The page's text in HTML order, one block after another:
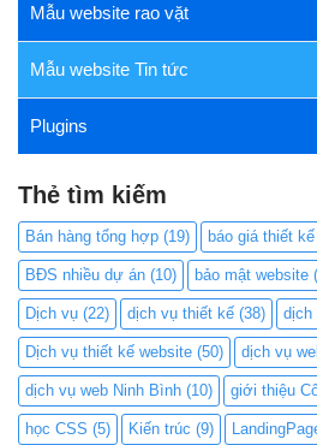
Mẫu website rao vặt
Mẫu website Tin tức
Plugins
Thẻ tìm kiếm
Bán hàng tổng hợp (19) báo giá thiết
BĐS nhiều dự án (10) bảo mật website
Dịch vụ (22) dịch vụ thiết kế (38) dịch
Dịch vụ thiết kế website (50) dịch vụ
dịch vụ web Ninh Bình (10) giới thiệu
học CSS (5) Kiến trúc (9)